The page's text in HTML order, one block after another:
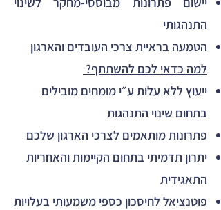
התנהגותי
הטמעה בראיית צרכי העובדים והארגון
למה כדאי לכם להשתתף? ​
​ייעוץ ללא עלות ע״י מומחים מובילים
בתחום שינוי התנהגות
פתרונות מותאמים לצרכי הארגון שלכם
יתרון תדמיתי בתחום הקיימות והאחריות
התאגידית
פוטנציאל לחיסכון כספי משמעותי בעלויות